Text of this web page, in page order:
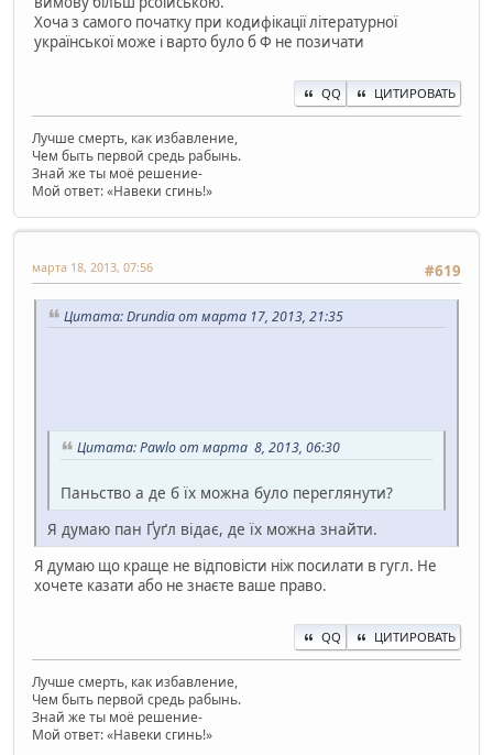
Хоча з самого початку при кодифікації літературної
української може і варто було б Ф не позичати
QQ ЦИТИРОВАТЬ
Лучше смерть, как избавление,
Чем быть первой средь рабынь.
Знай же ты моё решение-
Мой ответ: «Навеки сгинь!»
#619
марта 18, 2013, 07:56
Цитата: Drundia от марта 17, 2013, 21:35
Цитата: Pawlo от марта 8, 2013, 06:30
Паньство а де б їх можна було переглянути?
Я думаю пан Ґуґл відає, де їх можна знайти.
Я думаю що краще не відповісти ніж посилати в гугл. Не
хочете казати або не знаєте ваше право.
QQ ЦИТИРОВАТЬ
Лучше смерть, как избавление,
Чем быть первой средь рабынь.
Знай же ты моё решение-
Мой ответ: «Навеки сгинь!»